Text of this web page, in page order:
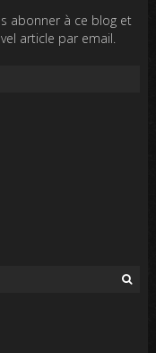
abonner à ce blog et
article par email.